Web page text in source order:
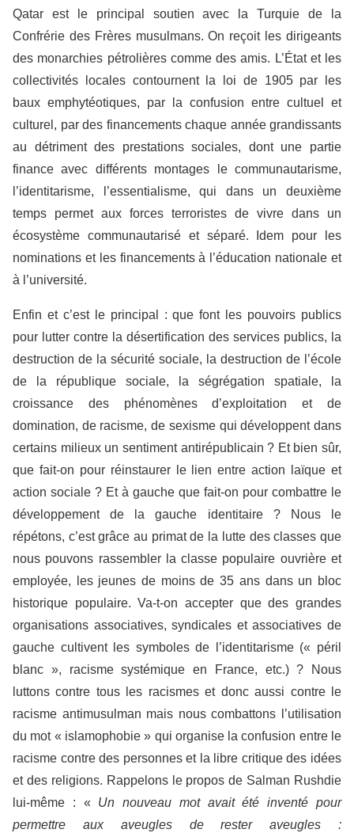
Qatar est le principal soutien avec la Turquie de la
Confrérie des Frères musulmans. On reçoit les dirigeants
des monarchies pétrolières comme des amis. L’État et les
collectivités locales contournent la loi de 1905 par les
baux emphytéotiques, par la confusion entre cultuel et
culturel, par des financements chaque année grandissants
au détriment des prestations sociales, dont une partie
finance avec différents montages le communautarisme,
l’identitarisme, l’essentialisme, qui dans un deuxième
temps permet aux forces terroristes de vivre dans un
écosystème communautarisé et séparé. Idem pour les
nominations et les financements à l’éducation nationale et
à l’université.
Enfin et c’est le principal : que font les pouvoirs publics
pour lutter contre la désertification des services publics, la
destruction de la sécurité sociale, la destruction de l’école
de la république sociale, la ségrégation spatiale, la
croissance des phénomènes d’exploitation et de
domination, de racisme, de sexisme qui développent dans
certains milieux un sentiment antirépublicain ? Et bien sûr,
que fait-on pour réinstaurer le lien entre action laïque et
action sociale ? Et à gauche que fait-on pour combattre le
développement de la gauche identitaire ? Nous le
répétons, c’est grâce au primat de la lutte des classes que
nous pouvons rassembler la classe populaire ouvrière et
employée, les jeunes de moins de 35 ans dans un bloc
historique populaire. Va-t-on accepter que des grandes
organisations associatives, syndicales et associatives de
gauche cultivent les symboles de l’identitarisme (« péril
blanc », racisme systémique en France, etc.) ? Nous
luttons contre tous les racismes et donc aussi contre le
racisme antimusulman mais nous combattons l’utilisation
du mot « islamophobie » qui organise la confusion entre le
racisme contre des personnes et la libre critique des idées
et des religions. Rappelons le propos de Salman Rushdie
lui-même : « Un nouveau mot avait été inventé pour
permettre aux aveugles de rester aveugles :